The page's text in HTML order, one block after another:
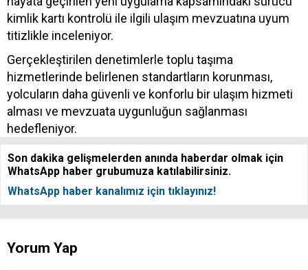
kimlik kartı kontrolü ile ilgili ulaşım mevzuatına uyum
titizlikle inceleniyor.
Gerçekleştirilen denetimlerle toplu taşıma
hizmetlerinde belirlenen standartların korunması,
yolcuların daha güvenli ve konforlu bir ulaşım hizmeti
alması ve mevzuata uygunluğun sağlanması
hedefleniyor.
Son dakika gelişmelerden anında haberdar olmak için
WhatsApp haber grubumuza katılabilirsiniz.
WhatsApp haber kanalımız için tıklayınız!
Yorum Yap